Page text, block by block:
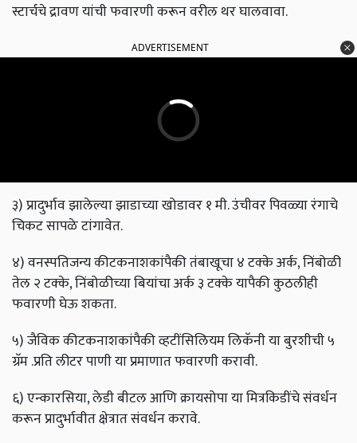
स्टार्चचे द्रावण यांची फवारणी करून वरील थर घालवावा.
ADVERTISEMENT
३) प्रादुर्भाव झालेल्या झाडाच्या खोडावर १ मी. उंचीवर पिवळ्या रंगाचे
चिकट सापळे टांगावेत.
४) वनस्पतिजन्य कीटकनाशकांपैकी तंबाखूचा ४ टक्के अर्क, निंबोळी
तेल २ टक्के, निंबोळीच्या बियांचा अर्क ३ टक्के यापैकी कुठलीही
फवारणी घेऊ शकता.
५) जैविक कीटकनाशकांपैकी व्हटींसिलियम लिकॅनी या बुरशीची ५
ग्रॅम .प्रति लीटर पाणी या प्रमाणात फवारणी करावी.
६) एन्कारसिया, लेडी बीटल आणि क्रायसोपा या मित्रकिडींचे संवर्धन
करून प्रादुर्भावीत क्षेत्रात संवर्धन करावे.